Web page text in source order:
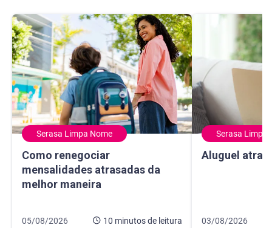
Serasa Limpa Nome
Como renegociar
mensalidades atrasadas da
melhor maneira
Como renegociar mensalidades atrasadas da melhor
Data de publicação 5 de agosto de 2026
05/08/2026 10 minutosde leitura
10 minutos de leitura
Serasa Limpa
Aluguel
Aluguel
Data de
03/08/2026
10 minutos de